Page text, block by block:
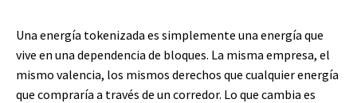
Una energía tokenizada es simplemente una energía que
vive en una dependencia de bloques. La misma empresa, el
mismo valencia, los mismos derechos que cualquier energía
que compraría a través de un corredor. Lo que cambia es